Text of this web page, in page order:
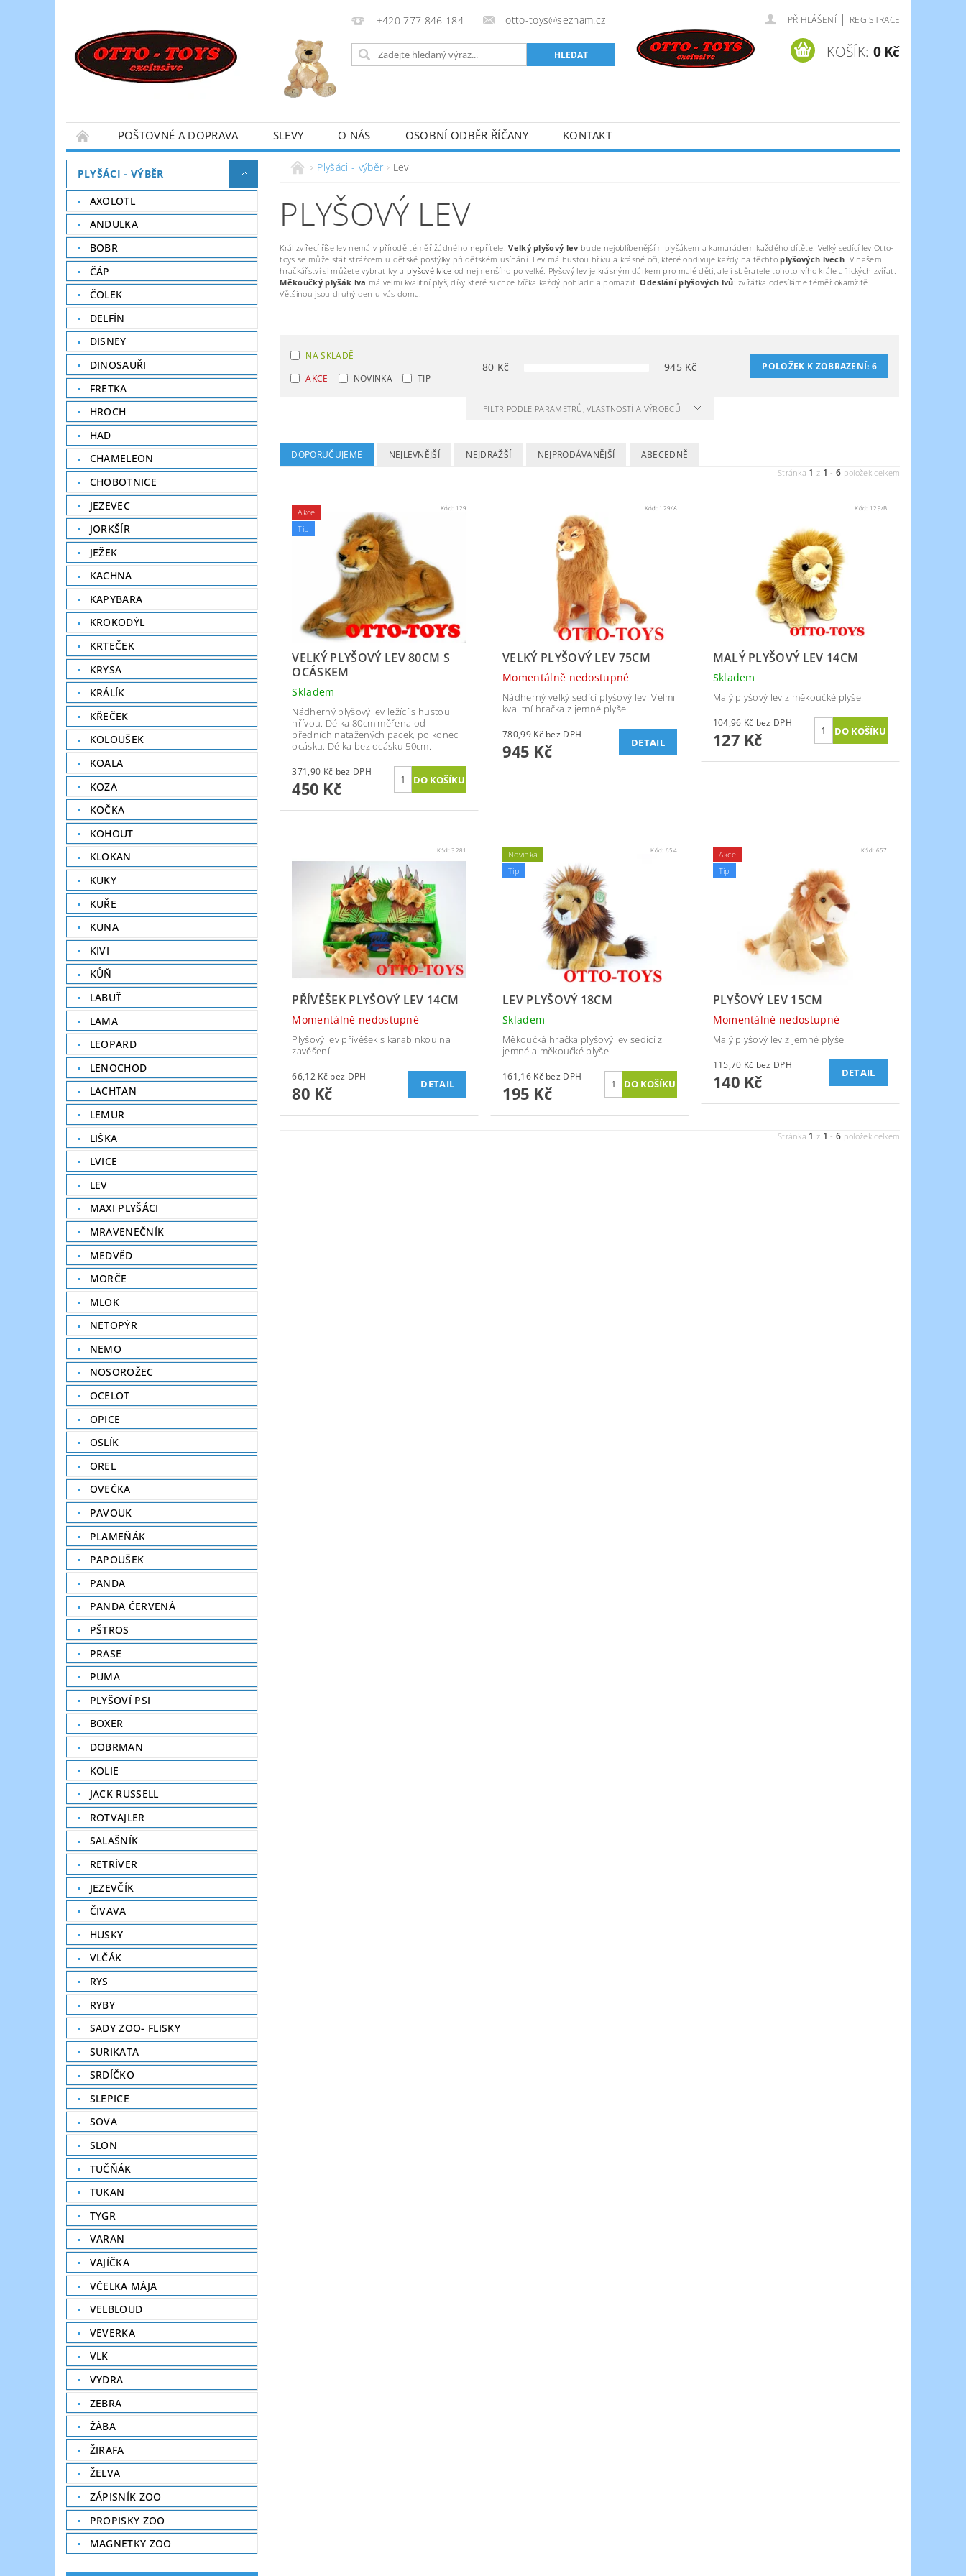
+420 777 846 184 otto-toys@seznam.cz PŘIHLÁŠENÍ | REGISTRACE
KOŠÍK: 0 Kč
POŠTOVNÉ A DOPRAVA SLEVY O NÁS OSOBNÍ ODBĚR ŘÍČANY KONTAKT
PLYŠÁCI - VÝBĚR
AXOLOTL
ANDULKA
BOBR
ČÁP
ČOLEK
DELFÍN
DISNEY
DINOSAUŘI
FRETKA
HROCH
HAD
CHAMELEON
CHOBOTNICE
JEZEVEC
JORKŠÍR
JEŽEK
KACHNA
KAPYBARA
KROKODÝL
KRTEČEK
KRYSA
KRÁLÍK
KŘEČEK
KOLOUŠEK
KOALA
KOZA
KOČKA
KOHOUT
KLOKAN
KUKY
KUŘE
KUNA
KIVI
KŮŇ
LABUŤ
LAMA
LEOPARD
LENOCHOD
LACHTAN
LEMUR
LIŠKA
LVICE
LEV
MAXI PLYŠÁCI
MRAVENEČNÍK
MEDVĚD
MORČE
MLOK
NETOPÝR
NEMO
NOSOROŽEC
OCELOT
OPICE
OSLÍK
OREL
OVEČKA
PAVOUK
PLAMEŇÁK
PAPOUŠEK
PANDA
PANDA ČERVENÁ
PŠTROS
PRASE
PUMA
PLYŠOVÍ PSI
BOXER
DOBRMAN
KOLIE
JACK RUSSELL
ROTVAJLER
SALAŠNÍK
RETRÍVER
JEZEVČÍK
ČIVAVA
HUSKY
VLČÁK
RYS
RYBY
SADY ZOO- FLISKY
SURIKATA
SRDÍČKO
SLEPICE
SOVA
SLON
TUČŇÁK
TUKAN
TYGR
VARAN
VAJÍČKA
VČELKA MÁJA
VELBLOUD
VEVERKA
VLK
VYDRA
ZEBRA
ŽÁBA
ŽIRAFA
ŽELVA
ZÁPISNÍK ZOO
PROPISKY ZOO
MAGNETKY ZOO
Plyšáci - výběr Lev
PLYŠOVÝ LEV
Král zvířecí říše lev nemá v přírodě téměř žádného nepřítele.Velký plyšový lev bude nejoblíbenějším plyšákem a kamarádem každého dítěte. Velký sedící lev Otto-
toys se může stát strážcem u dětské postýlky při dětském usínání. Lev má hustou hřívu a krásné oči, které obdivuje každý na těchtoplyšových lvech. V našem
hračkářství si můžete vybrat lvy a plyšové lvice od nejmenšího po velké. Plyšový lev je krásným dárkem pro malé děti, ale i sběratele tohoto lvího krále afrických zvířat.
Měkoučký plyšák lva má velmi kvalitní plyš, díky které si chce lvíčka každý pohladit a pomazlit. Odeslání plyšových lvů: zvířátka odesíláme téměř okamžitě.
Většinou jsou druhý den u vás doma.
NA SKLADĚ
AKCE
NOVINKA TIP
80 Kč 945Kč POLOŽEK K ZOBRAZENÍ:6
FILTR PODLE PARAMETRŮ, VLASTNOSTÍ A VÝROBCŮ
DOPORUČUJEME NEJLEVNĚJŠÍ NEJDRAŽŠÍ NEJPRODÁVANĚJŠÍ ABECEDNĚ
Stránka 1 z 1 -6 položek celkem
Akce
Tip
Kód: 129
VELKÝ PLYŠOVÝ LEV 80CM S
OCÁSKEM
Skladem
Nádherný plyšový lev ležící s hustou
hřívou. Délka 80cm měřena od
předních natažených pacek, po konec
ocásku. Délka bez ocásku 50cm.
371,90 Kč bez DPH
450 Kč
Kód: 129/A
VELKÝ PLYŠOVÝ LEV 75CM
Momentálně nedostupné
Nádherný velký sedící plyšový lev. Velmi
kvalitní hračka z jemné plyše.
780,99 Kč bez DPH
945 Kč DETAIL
Kód: 129/B
MALÝ PLYŠOVÝ LEV 14CM
Skladem
Malý plyšový lev z měkoučké plyše.
104,96 Kč bez DPH
127 Kč
Kód:3281
PŘÍVĚŠEK PLYŠOVÝ LEV 14CM
Momentálně nedostupné
Plyšový lev přívěšek s karabinkou na
zavěšení.
66,12 Kč bez DPH
80 Kč DETAIL
Novinka
Tip
Kód:654
LEV PLYŠOVÝ 18CM
Skladem
Měkoučká hračka plyšový lev sedící z
jemné a měkoučké plyše.
161,16 Kč bez DPH
195 Kč
Akce
Tip
Kód: 657
PLYŠOVÝ LEV 15CM
Momentálně nedostupné
Malý plyšový lev z jemné plyše.
115,70 Kč bez DPH
140 Kč DETAIL
Stránka 1 z 1 -6 položek celkem